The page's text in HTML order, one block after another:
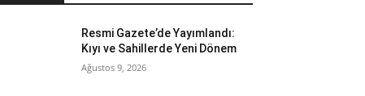
Resmi Gazete’de Yayımlandı:
Kıyı ve Sahillerde Yeni Dönem
Ağustos 9, 2026